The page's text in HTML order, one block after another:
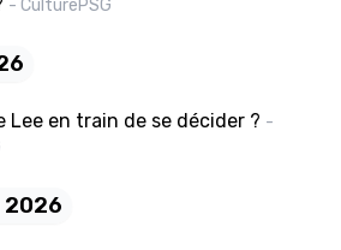
- CulturePSG
Lee en train de se décider ? -
2026